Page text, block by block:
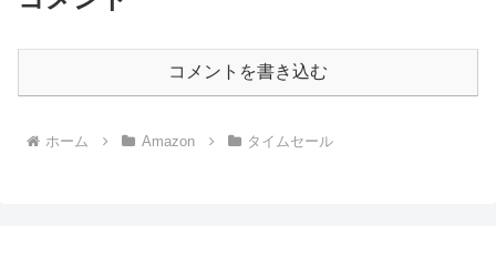
コメントを書き込む
ホーム Amazon タイムセール